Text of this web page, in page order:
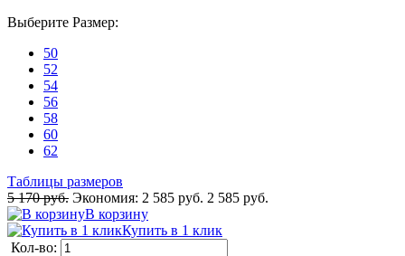
Выберите Размер:
50
52
54
56
58
60
62
Таблицы размеров
5 170 руб. Экономия: 2 585 руб. 2 585 руб.
В корзину
Купить в 1 клик
Кол-во: